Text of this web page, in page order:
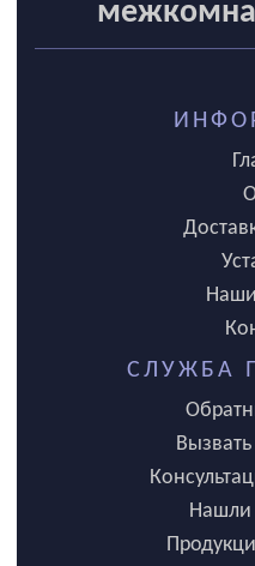
СЛУЖБА
Нашли